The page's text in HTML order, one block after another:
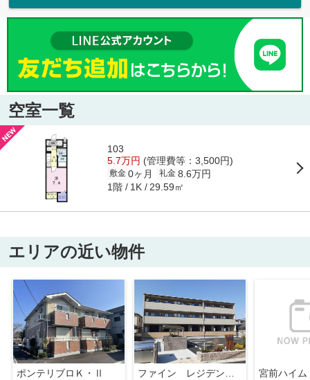
空室一覧
103
5.7万円 (管理費等：3,500円)
敷金 0ヶ月 礼金 8.6万円
1階 1K 29.59㎡
エリアの近い物件
ポンテリブロＫ・Ⅱ
ファイン レジデンスＭ
宮前ハイム